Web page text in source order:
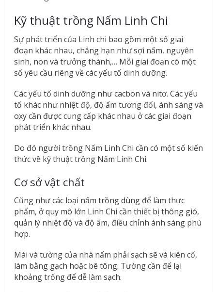
Kỹ thuật trồng Nấm Linh Chi
Sự phát triển của Linh chi bao gồm một số giai
đoạn khác nhau, chẳng hạn như sợi nấm, nguyên
sinh, non và trưởng thành,… Mỗi giai đoạn có một
số yêu cầu riêng về các yếu tố dinh dưỡng.
Các yếu tố dinh dưỡng như cacbon và nitơ. Các yếu
tố khác như nhiệt độ, độ ẩm tương đối, ánh sáng và
oxy cần được cung cấp khác nhau ở các giai đoạn
phát triển khác nhau.
Do đó người trồng Nấm Linh Chi cần có một số kiến
thức về kỹ thuật trồng Nấm Linh Chi.
Cơ sở vật chất
Cũng như các loại nấm trồng dùng để làm thực
phẩm, ở quy mô lớn Linh Chi cần thiết bị thông gió,
quản lý nhiệt độ và độ ẩm, điều chỉnh ánh sáng phù
hợp.
Mái và tường của nhà nấm phải sạch sẽ và kiên cố,
làm bằng gạch hoặc bê tông. Tường cần để lại
khoảng trống để dễ làm sạch.